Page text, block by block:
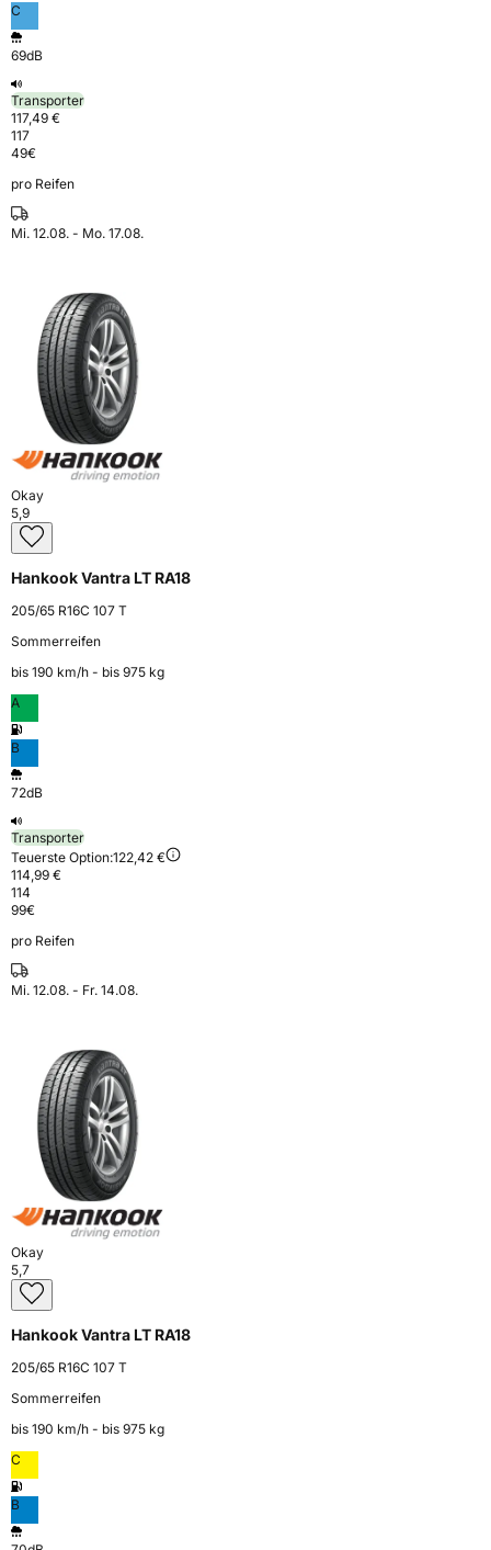
C
69dB
Transporter
117,49 €
117
49€
pro Reifen
Mi. 12.08. - Mo. 17.08.
Okay
5,9
Hankook Vantra LT RA18
205/65 R16C 107 T
Sommerreifen
bis 190 km⁠/⁠h - bis 975 kg
A
B
72dB
Transporter
Teuerste Option:122,42 €
114,99 €
114
99€
pro Reifen
Mi. 12.08. - Fr. 14.08.
Okay
5,7
Hankook Vantra LT RA18
205/65 R16C 107 T
Sommerreifen
bis 190 km⁠/⁠h - bis 975 kg
C
B